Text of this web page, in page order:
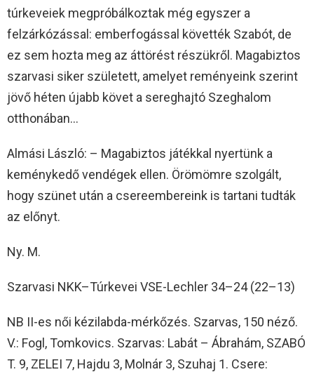
túrkeveiek megpróbálkoztak még egyszer a
felzárkózással: emberfogással követték Szabót, de
ez sem hozta meg az áttörést részükről. Magabiztos
szarvasi siker született, amelyet reményeink szerint
jövő héten újabb követ a sereghajtó Szeghalom
otthonában…
Almási László: – Magabiztos játékkal nyertünk a
keménykedő vendégek ellen. Örömömre szolgált,
hogy szünet után a csereembereink is tartani tudták
az előnyt.
Ny. M.
Szarvasi NKK–Túrkevei VSE-Lechler 34–24 (22–13)
NB II-es női kézilabda-mérkőzés. Szarvas, 150 néző.
V.: Fogl, Tomkovics. Szarvas: Labát – Ábrahám, SZABÓ
T. 9, ZELEI 7, Hajdu 3, Molnár 3, Szuhaj 1. Csere: